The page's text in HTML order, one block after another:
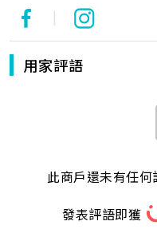
|
用家評語
此商戶還未有任何
發表評語即獲